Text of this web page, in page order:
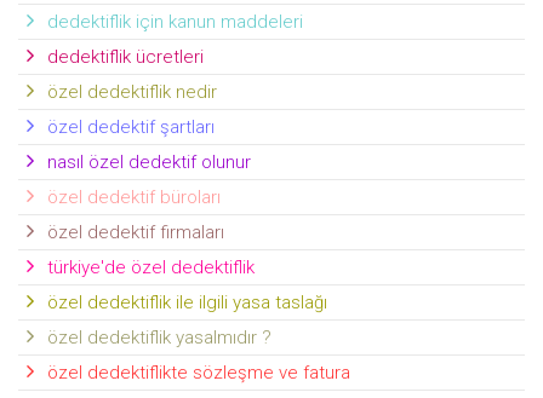
dedektiflik için kanun maddeleri
dedektiflik ücretleri
özel dedektiflik nedir
özel dedektif şartları
nasıl özel dedektif olunur
özel dedektif büroları
özel dedektif firmaları
türkiye'de özel dedektiflik
özel dedektiflik ile ilgili yasa taslağı
özel dedektiflik yasalmıdır ?
özel dedektiflikte sözleşme ve fatura